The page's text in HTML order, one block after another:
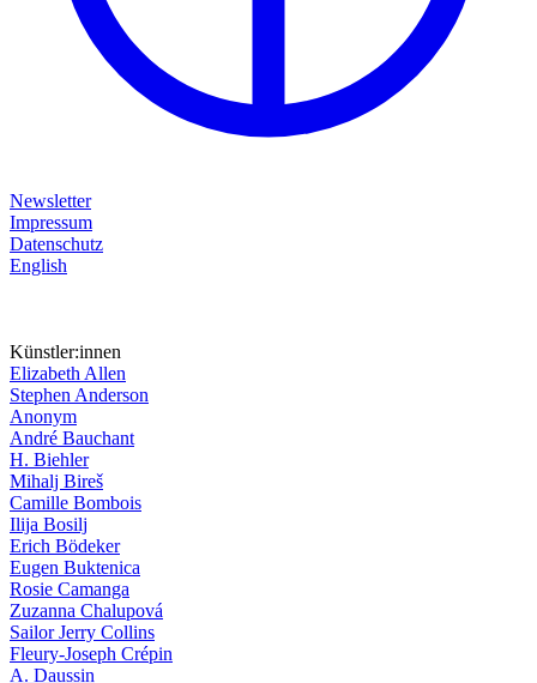
Newsletter
Impressum
Datenschutz
English
Künstler:innen
Elizabeth Allen
Stephen Anderson
Anonym
André Bauchant
H. Biehler
Mihalj Bireš
Camille Bombois
Ilija Bosilj
Erich Bödeker
Eugen Buktenica
Rosie Camanga
Zuzanna Chalupová
Sailor Jerry Collins
Fleury-Joseph Crépin
A. Daussin